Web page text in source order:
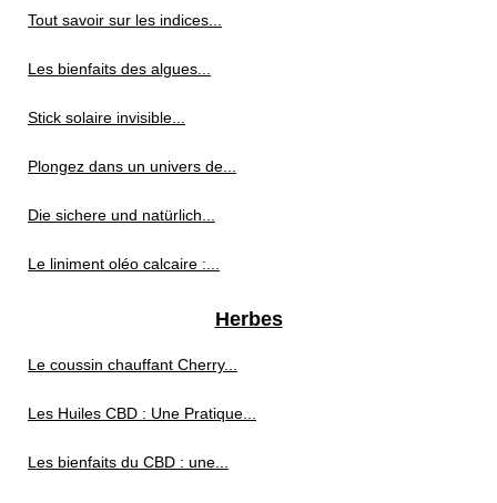
Tout savoir sur les indices...
Les bienfaits des algues...
Stick solaire invisible...
Plongez dans un univers de...
Die sichere und natürlich...
Le liniment oléo calcaire :...
Herbes
Le coussin chauffant Cherry...
Les Huiles CBD : Une Pratique...
Les bienfaits du CBD : une...